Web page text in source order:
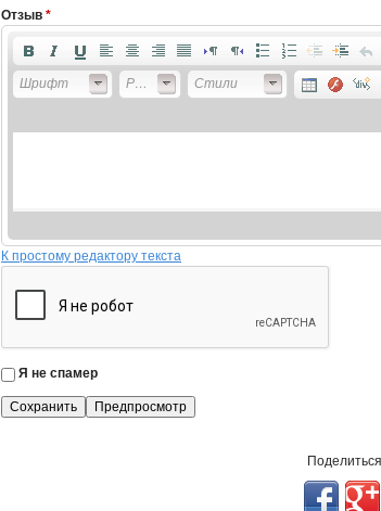
Отзыв *
Шрифт Размер Стили
К простому редактору текста
Я
с
Я не спамер